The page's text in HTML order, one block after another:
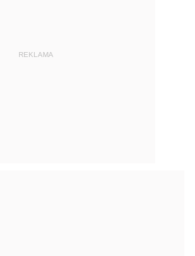
REKLAMA